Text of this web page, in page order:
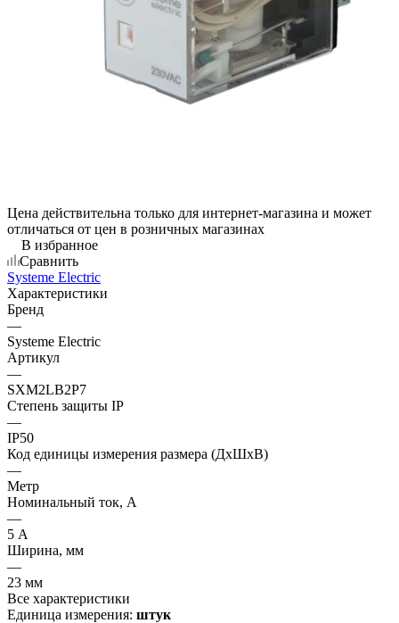
Цена действительна только для интернет-магазина и может
отличаться от цен в розничных магазинах
В избранное
Сравнить
Systeme Electric
Характеристики
Бренд
—
Systeme Electric
Артикул
—
SXM2LB2P7
Степень защиты IP
—
IP50
Код единицы измерения размера (ДхШхВ)
—
Метр
Номинальный ток, А
—
5 А
Ширина, мм
—
23 мм
Все характеристики
Единица измерения: штук